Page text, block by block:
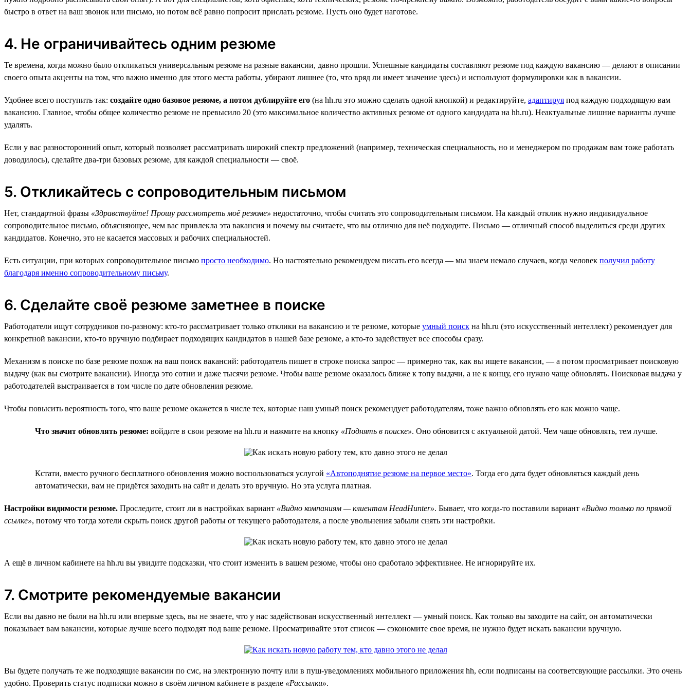
быстро в ответ на ваш звонок или письмо, но потом всё равно попросит прислать резюме. Пусть оно будет наготове.
4. Не ограничивайтесь одним резюме
Те времена, когда можно было откликаться универсальным резюме на разные вакансии, давно прошли. Успешные кандидаты составляют резюме под каждую вакансию — делают в описании
своего опыта акценты на том, что важно именно для этого места работы, убирают лишнее (то, что вряд ли имеет значение здесь) и используют формулировки как в вакансии.
Удобнее всего поступить так: создайте одно базовое резюме, а потом дублируйте его (на hh.ru это можно сделать одной кнопкой) и редактируйте, адаптируя под каждую подходящую вам
вакансию. Главное, чтобы общее количество резюме не превысило 20 (это максимальное количество активных резюме от одного кандидата на hh.ru). Неактуальные лишние варианты лучше
удалять.
Если у вас разносторонний опыт, который позволяет рассматривать широкий спектр предложений (например, техническая специальность, но и менеджером по продажам вам тоже работать
доводилось), сделайте два-три базовых резюме, для каждой специальности — своё.
5. Откликайтесь с сопроводительным письмом
Нет, стандартной фразы «Здравствуйте! Прошу рассмотреть моё резюме» недостаточно, чтобы считать это сопроводительным письмом. На каждый отклик нужно индивидуальное
сопроводительное письмо, объясняющее, чем вас привлекла эта вакансия и почему вы считаете, что вы отлично для неё подходите. Письмо — отличный способ выделиться среди других
кандидатов. Конечно, это не касается массовых и рабочих специальностей.
Есть ситуации, при которых сопроводительное письмо просто необходимо. Но настоятельно рекомендуем писать его всегда — мы знаем немало случаев, когда человек получил работу
благодаря именно сопроводительному письму.
6. Сделайте своё резюме заметнее в поиске
Работодатели ищут сотрудников по-разному: кто-то рассматривает только отклики на вакансию и те резюме, которые умный поиск на hh.ru (это искусственный интеллект) рекомендует для
конкретной вакансии, кто-то вручную подбирает подходящих кандидатов в нашей базе резюме, а кто-то задействует все способы сразу.
Механизм в поиске по базе резюме похож на ваш поиск вакансий: работодатель пишет в строке поиска запрос — примерно так, как вы ищете вакансии, — а потом просматривает поисковую
выдачу (как вы смотрите вакансии). Иногда это сотни и даже тысячи резюме. Чтобы ваше резюме оказалось ближе к топу выдачи, а не к концу, его нужно чаще обновлять. Поисковая выдача у
работодателей выстраивается в том числе по дате обновления резюме.
Чтобы повысить вероятность того, что ваше резюме окажется в числе тех, которые наш умный поиск рекомендует работодателям, тоже важно обновлять его как можно чаще.
Что значит обновлять резюме: войдите в свои резюме на hh.ru и нажмите на кнопку «Поднять в поиске». Оно обновится с актуальной датой. Чем чаще обновлять, тем лучше.
Кстати, вместо ручного бесплатного обновления можно воспользоваться услугой «Автоподнятие резюме на первое место». Тогда его дата будет обновляться каждый день
автоматически, вам не придётся заходить на сайт и делать это вручную. Но эта услуга платная.
Настройки видимости резюме. Проследите, стоит ли в настройках вариант «Видно компаниям — клиентам HeadHunter». Бывает, что когда-то поставили вариант «Видно только по прямой
ссылке», потому что тогда хотели скрыть поиск другой работы от текущего работодателя, а после увольнения забыли снять эти настройки.
А ещё в личном кабинете на hh.ru вы увидите подсказки, что стоит изменить в вашем резюме, чтобы оно сработало эффективнее. Не игнорируйте их.
7. Смотрите рекомендуемые вакансии
Если вы давно не были на hh.ru или впервые здесь, вы не знаете, что у нас задействован искусственный интеллект — умный поиск. Как только вы заходите на сайт, он автоматически
показывает вам вакансии, которые лучше всего подходят под ваше резюме. Просматривайте этот список — сэкономите свое время, не нужно будет искать вакансии вручную.
Вы будете получать те же подходящие вакансии по смс, на электронную почту или в пуш-уведомлениях мобильного приложения hh, если подписаны на соответсвующие рассылки. Это очень
удобно. Проверить статус подписки можно в своём личном кабинете в разделе «Рассылки».